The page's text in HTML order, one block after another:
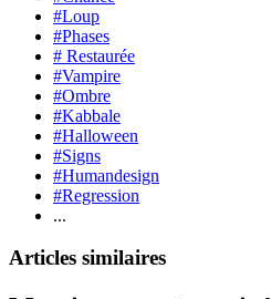
#Loup
#Phases
# Restaurée
#Vampire
#Ombre
#Kabbale
#Halloween
#Signs
#Humandesign
#Regression
...
Articles similaires